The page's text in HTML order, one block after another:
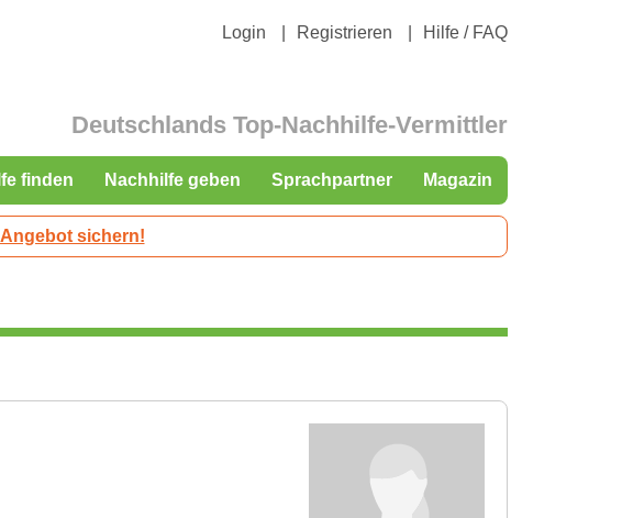
Login Registrieren Hilfe / FAQ
Deutschlands Top-Nachhilfe-Vermittler
finden Nachhilfe geben Sprachpartner Magazin
sichern!